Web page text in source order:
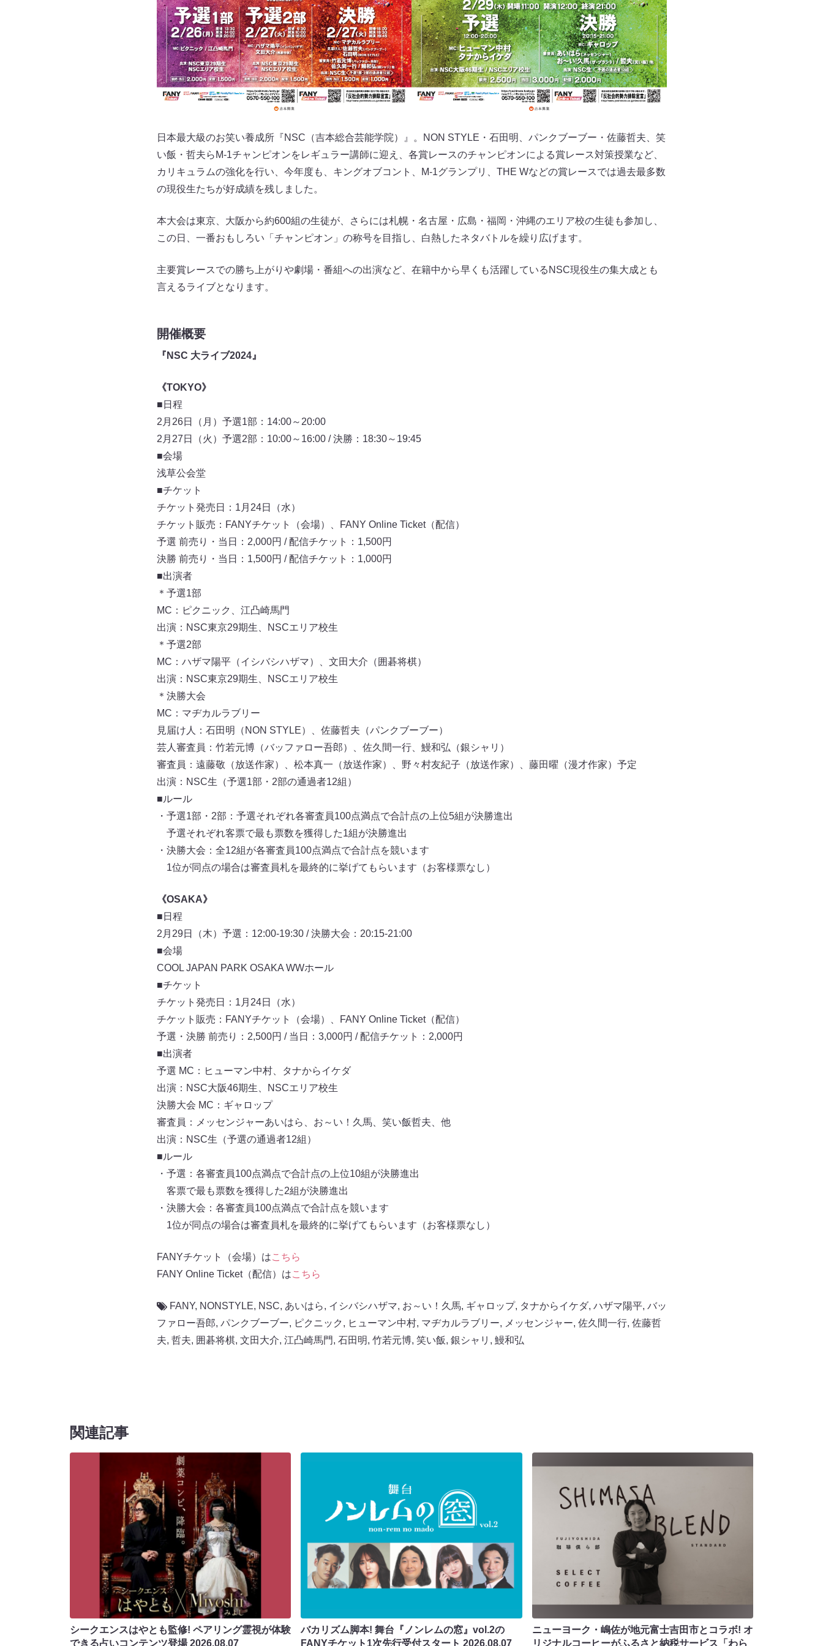
日本最大級のお笑い養成所『NSC（吉本総合芸能学院）』。NON STYLE・石田明、パンクブーブー・佐藤哲夫、笑
い飯・哲夫らM-1チャンピオンをレギュラー講師に迎え、各賞レースのチャンピオンによる賞レース対策授業など、
カリキュラムの強化を行い、今年度も、キングオブコント、M-1グランプリ、THE Wなどの賞レースでは過去最多数
の現役生たちが好成績を残しました。
本大会は東京、大阪から約600組の生徒が、さらには札幌・名古屋・広島・福岡・沖縄のエリア校の生徒も参加し、
この日、一番おもしろい「チャンピオン」の称号を目指し、白熱したネタバトルを繰り広げます。
主要賞レースでの勝ち上がりや劇場・番組への出演など、在籍中から早くも活躍しているNSC現役生の集大成とも
言えるライブとなります。
開催概要
『NSC 大ライブ2024』
《TOKYO》
■日程
2月26日（月）予選1部：14:00～20:00
2月27日（火）予選2部：10:00～16:00 / 決勝：18:30～19:45
■会場
浅草公会堂
■チケット
チケット発売日：1月24日（水）
チケット販売：FANYチケット（会場）、FANY Online Ticket（配信）
予選 前売り・当日：2,000円 / 配信チケット：1,500円
決勝 前売り・当日：1,500円 / 配信チケット：1,000円
■出演者
＊予選1部
MC：ピクニック、江凸崎馬門
出演：NSC東京29期生、NSCエリア校生
＊予選2部
MC：ハザマ陽平（イシバシハザマ）、文田大介（囲碁将棋）
出演：NSC東京29期生、NSCエリア校生
＊決勝大会
MC：マヂカルラブリー
見届け人：石田明（NON STYLE）、佐藤哲夫（パンクブーブー）
芸人審査員：竹若元博（バッファロー吾郎）、佐久間一行、鰻和弘（銀シャリ）
審査員：遠藤敬（放送作家）、松本真一（放送作家）、野々村友紀子（放送作家）、藤田曜（漫才作家）予定
出演：NSC生（予選1部・2部の通過者12組）
■ルール
・予選1部・2部：予選それぞれ各審査員100点満点で合計点の上位5組が決勝進出
予選それぞれ客票で最も票数を獲得した1組が決勝進出
・決勝大会：全12組が各審査員100点満点で合計点を競います
1位が同点の場合は審査員札を最終的に挙げてもらいます（お客様票なし）
《OSAKA》
■日程
2月29日（木）予選：12:00-19:30 / 決勝大会：20:15-21:00
■会場
COOL JAPAN PARK OSAKA WWホール
■チケット
チケット発売日：1月24日（水）
チケット販売：FANYチケット（会場）、FANY Online Ticket（配信）
予選・決勝 前売り：2,500円 / 当日：3,000円 / 配信チケット：2,000円
■出演者
予選 MC：ヒューマン中村、タナからイケダ
出演：NSC大阪46期生、NSCエリア校生
決勝大会 MC：ギャロップ
審査員：メッセンジャーあいはら、お～い！久馬、笑い飯哲夫、他
出演：NSC生（予選の通過者12組）
■ルール
・予選：各審査員100点満点で合計点の上位10組が決勝進出
客票で最も票数を獲得した2組が決勝進出
・決勝大会：各審査員100点満点で合計点を競います
1位が同点の場合は審査員札を最終的に挙げてもらいます（お客様票なし）
FANYチケット（会場）はこちら
FANY Online Ticket（配信）はこちら
FANY, NONSTYLE, NSC, あいはら, イシバシハザマ, お～い！久馬, ギャロップ, タナからイケダ, ハザマ陽平, バッ
ファロー吾郎, パンクブーブー, ピクニック , ヒューマン中村, マヂカルラブリー, メッセンジャー, 佐久間一行, 佐藤哲
夫, 哲夫, 囲碁将棋, 文田大介, 江凸崎馬門, 石田明, 竹若元博, 笑い飯, 銀シャリ , 鰻和弘
関連記事
シークエンスはやとも監修! ペアリング霊視が体験
できる占いコンテンツ登場2026.08.07
バカリズム脚本! 舞台『ノンレムの窓』vol.2の
FANYチケット1次先行受付スタート2026.08.07
ニューヨーク・嶋佐が地元富士吉田市とコラボ! オ
リジナルコーヒーがふるさと納税サービス「わら